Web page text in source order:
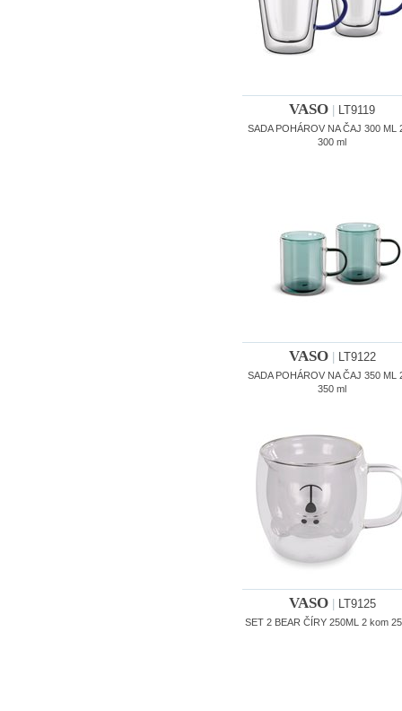
VASO LT9119
SADA POHÁROV NA ČAJ 300 ML
300 ml
VASO| LT9122
SADA POHÁROV NA ČAJ 350 ML
350 ml
VASO| LT9125
SET 2 BEAR ČÍRY 250ML 2 kom